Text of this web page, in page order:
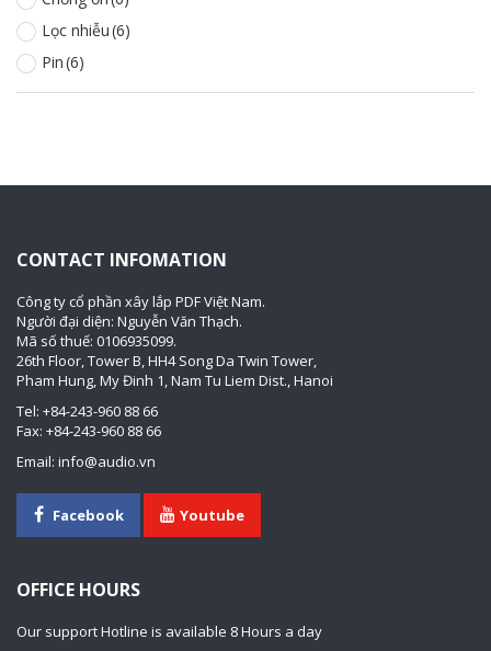
Lọc nhiễu(6)
Pin(6)
CONTACT INFOMATION
Công ty cổ phần xây lắp PDF Việt Nam.
Người đại diện: Nguyễn Văn Thạch.
Mã số thuế: 0106935099.
26th Floor, Tower B, HH4 Song Da Twin Tower,
Pham Hung, My Đinh 1, Nam Tu Liem Dist., Hanoi
Tel: +84-243-960 88 66
Fax: +84-243-960 88 66
Email: info@audio.vn
Facebook Youtube
OFFICE HOURS
Our support Hotline is available 8 Hours a day